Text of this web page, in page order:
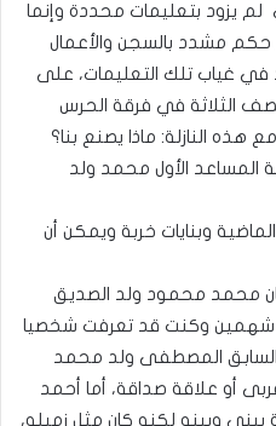
يزود بتعليمات محددة وإنما
مشدد بالسجن والأعمال
في غياب تلك التعليمات، على
الثلاثة في فرقة الحرس
النازلة: ماذا يصنع بنا؟
المساعد الأول محمد ولد
وبنايات خربة ويمكن أن
محمد محمود ولد الصديق
شهمين وكنت قد تعرفت شخصيا
المصطفى ولد محمد
أو علاقة صداقة، أما أحمد
بيني وبينه لكنه كان مثل زميله،